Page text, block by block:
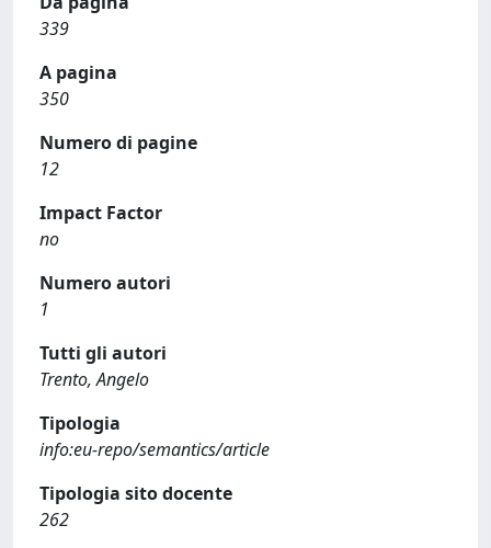
339
A pagina
350
Numero di pagine
12
Impact Factor
no
Numero autori
1
Tutti gli autori
Trento, Angelo
Tipologia
info:eu-repo/semantics/article
Tipologia sito docente
262